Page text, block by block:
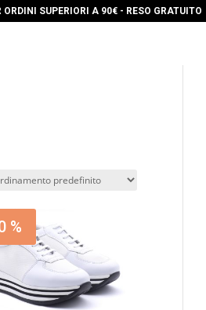
SUPERIORI A 90€ - RESO GRATUITO
%